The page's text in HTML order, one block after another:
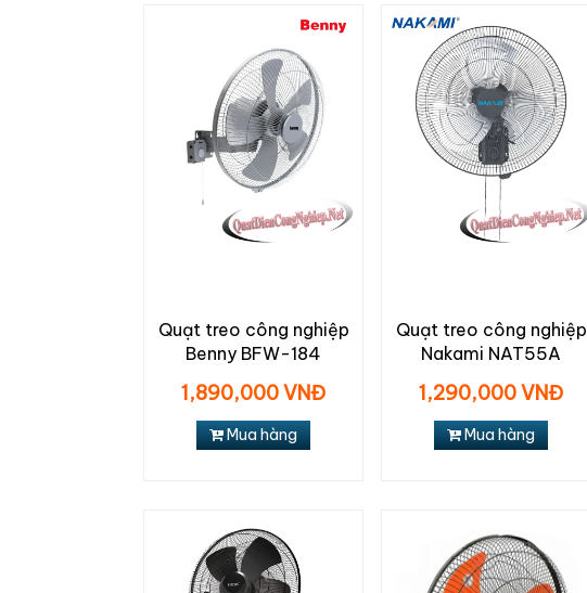
Quạt treo công nghiệp
Benny BFW-184
1,890,000 VNĐ
Mua hàng
Quạt treo công nghiệp
Nakami NAT55A
1,290,000 VNĐ
Mua hàng